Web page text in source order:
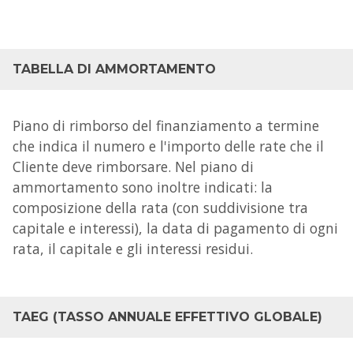
TABELLA DI AMMORTAMENTO
Piano di rimborso del finanziamento a termine
che indica il numero e l'importo delle rate che il
Cliente deve rimborsare. Nel piano di
ammortamento sono inoltre indicati: la
composizione della rata (con suddivisione tra
capitale e interessi), la data di pagamento di ogni
rata, il capitale e gli interessi residui.
TAEG (TASSO ANNUALE EFFETTIVO GLOBALE)